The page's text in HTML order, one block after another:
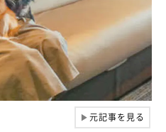
▶元記事を見る